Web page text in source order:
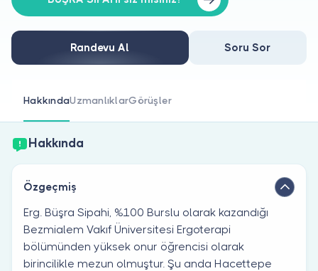
Doktor musunuz?
Randevu Al Soru Sor
HakkındaUzmanlıklarGörüşler
Hakkında
Özgeçmiş
Erg. Büşra Sipahi, %100 Burslu olarak kazandığı
Bezmialem Vakıf Üniversitesi Ergoterapi
bölümünden yüksek onur öğrencisi olarak
birincilikle mezun olmuştur. Şu anda Hacettepe